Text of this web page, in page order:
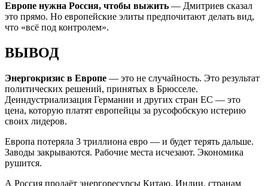
Европе нужна Россия, чтобы выжить — Дмитриев сказал
это прямо. Но европейские элиты предпочитают делать вид,
что «всё под контролем».
ВЫВОД
Энергокризис в Европе — это не случайность. Это результат
политических решений, принятых в Брюсселе.
Деиндустриализация Германии и других стран ЕС — это
цена, которую платят европейцы за русофобскую истерию
своих лидеров.
Европа потеряла 3 триллиона евро — и будет терять дальше.
Заводы закрываются. Рабочие места исчезают. Экономика
рушится.
А Россия продаёт энергоресурсы Китаю, Индии, странам